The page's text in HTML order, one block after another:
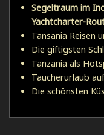
Segeltraum im
Yachtcharter-
Tansania Reisen
Die giftigsten
Tanzania als
Taucherurlaub
Die schönsten